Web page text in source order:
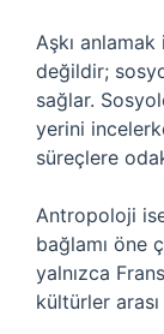
Aşkı
değildir;
sağlar.
yerini
süreçlere
Antropoloji
bağlamı öne
yalnızca
kültürler